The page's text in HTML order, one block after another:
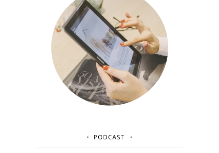
PODCAST